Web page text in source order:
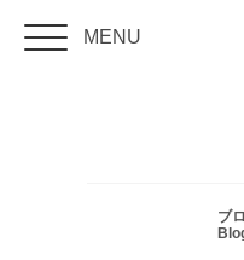
MENU
ブ